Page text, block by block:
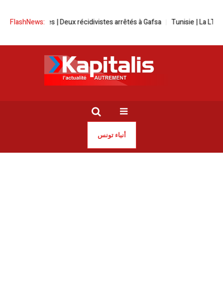
FlashNews:
braquages | Deux récidivistes arrêtés à Gafsa Tunisie | La LTDH
أنباء تونس